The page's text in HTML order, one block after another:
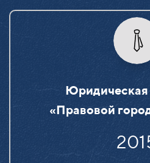
Юридическая
«Правовой